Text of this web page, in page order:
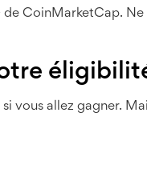
CoinMarketCap. Ne
vous allez gagner.